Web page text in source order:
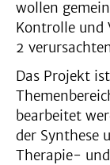
wollen
Kontrolle und
2
Das Projekt
bearbeitet
der Synthese
Therapie-